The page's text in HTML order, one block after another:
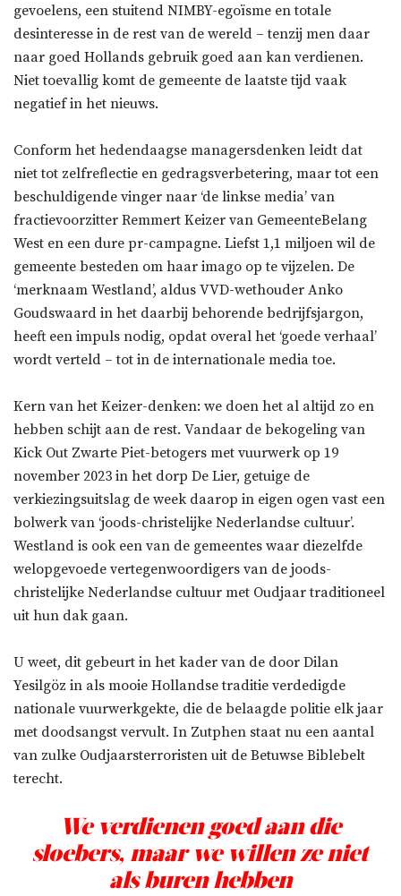
gevoelens, een stuitend NIMBY-egoïsme en totale
desinteresse in de rest van de wereld – tenzij men daar
naar goed Hollands gebruik goed aan kan verdienen.
Niet toevallig komt de gemeente de laatste tijd vaak
negatief in het nieuws.
Conform het hedendaagse managersdenken leidt dat
niet tot zelfreflectie en gedragsverbetering, maar tot een
beschuldigende vinger naar ‘de linkse media’ van
fractievoorzitter Remmert Keizer van GemeenteBelang
West en een dure pr-campagne. Liefst 1,1 miljoen wil de
gemeente besteden om haar imago op te vijzelen. De
‘merknaam Westland’, aldus VVD-wethouder Anko
Goudswaard in het daarbij behorende bedrijfsjargon,
heeft een impuls nodig, opdat overal het ‘goede verhaal’
wordt verteld – tot in de internationale media toe.
Kern van het Keizer-denken: we doen het al altijd zo en
hebben schijt aan de rest. Vandaar de bekogeling van
Kick Out Zwarte Piet-betogers met vuurwerk op 19
november 2023 in het dorp De Lier, getuige de
verkiezingsuitslag de week daarop in eigen ogen vast een
bolwerk van ‘joods-christelijke Nederlandse cultuur’.
Westland is ook een van de gemeentes waar diezelfde
welopgevoede vertegenwoordigers van de joods-
christelijke Nederlandse cultuur met Oudjaar traditioneel
uit hun dak gaan.
U weet, dit gebeurt in het kader van de door Dilan
Yesilgöz in als mooie Hollandse traditie verdedigde
nationale vuurwerkgekte, die de belaagde politie elk jaar
met doodsangst vervult. In Zutphen staat nu een aantal
van zulke Oudjaarsterroristen uit de Betuwse Biblebelt
terecht.
We verdienen goed aan die
sloebers, maar we willen ze niet
als buren hebben